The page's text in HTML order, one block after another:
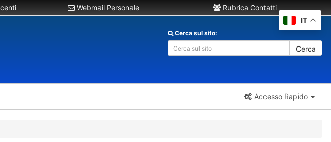
Webmail Personale Rubrica Contatti
Cerca sul sito:
Cerca
Accesso Rapido
IT